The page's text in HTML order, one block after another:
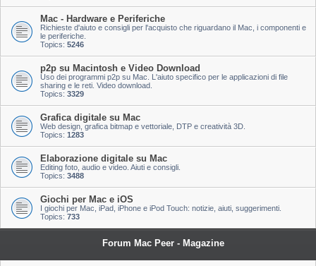
Mac - Hardware e Periferiche
Richieste d'aiuto e consigli per l'acquisto che riguardano il Mac, i componenti e
le periferiche.
Topics: 5246
p2p su Macintosh e Video Download
Uso dei programmi p2p su Mac. L'aiuto specifico per le applicazioni di file
sharing e le reti. Video download.
Topics: 3329
Grafica digitale su Mac
Web design, grafica bitmap e vettoriale, DTP e creatività 3D.
Topics: 1283
Elaborazione digitale su Mac
Editing foto, audio e video. Aiuti e consigli.
Topics: 3488
Giochi per Mac e iOS
I giochi per Mac, iPad, iPhone e iPod Touch: notizie, aiuti, suggerimenti.
Topics: 733
Forum Mac Peer - Magazine